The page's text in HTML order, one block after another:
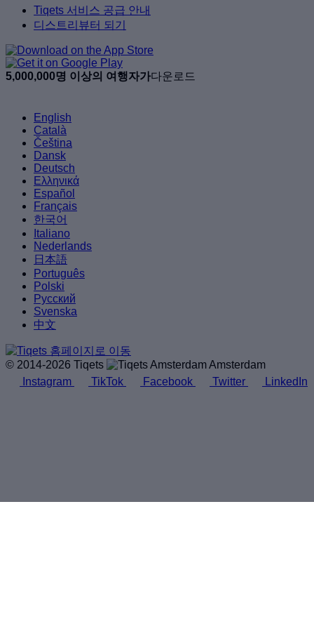
Tiqets 서비스 공급 안내
디스트리뷰터 되기
5,000,000명 이상의 여행자가다운로드
English
Català
Čeština
Dansk
Deutsch
Ελληνικά
Español
Français
한국어
Italiano
Nederlands
日本語
Português
Polski
Русский
Svenska
中文
© 2014-2026 Tiqets
Amsterdam
Instagram
TikTok Facebook Twitter LinkedIn